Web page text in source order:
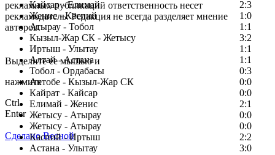
Кайсар - Елимай
2:3
Женис - Каспий
1:0
Атырау - Тобол
1:1
Кызыл-Жар СК - Жетысу
3:2
Иртыш - Улытау
1:1
Алтай - Астана
1:1
Тобол - Ордабасы
0:3
Актобе - Кызыл-Жар СК
0:0
Кайрат - Кайсар
0:0
Елимай - Женис
2:1
Жетысу - Атырау
0:0
Жетысу - Атырау
0:0
Каспий - Иртыш
2:2
Астана - Улытау
3:0
рекламных публикаций ответственность несет
рекламодатель. Редакция не всегда разделяет мнение
авторов.
Заметили ошибку в тексте?
Выделите ее мышью и
нажмите
Ctrl
Enter
Сделано Весной